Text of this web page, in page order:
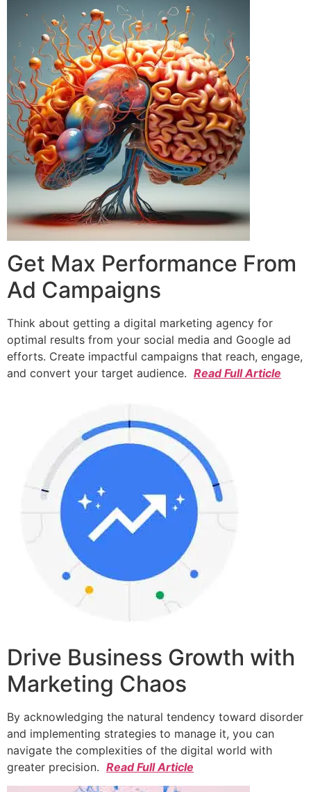
Get Max Performance From
Ad Campaigns
Think about getting a digital marketing agency for
optimal results from your social media and Google ad
efforts. Create impactful campaigns that reach, engage,
and convert your target audience. Read Full Article
Drive Business Growth with
Marketing Chaos
By acknowledging the natural tendency toward disorder
and implementing strategies to manage it, you can
navigate the complexities of the digital world with
greater precision. Read Full Article